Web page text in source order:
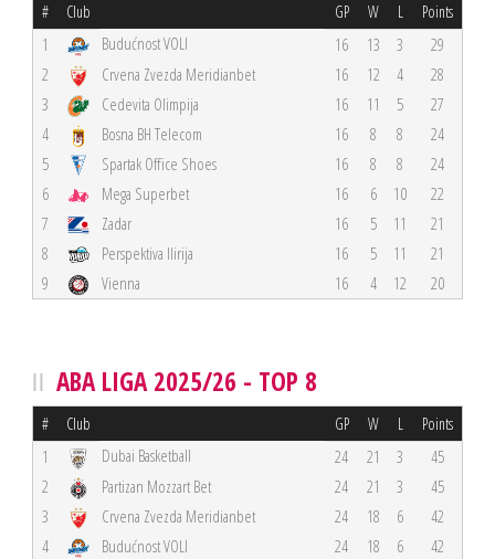
# Club GP W L Points
1 Budućnost VOLI 16 13 3
29
2
Crvena Zvezda Meridianbet 16 12 4
28
3
Cedevita Olimpija 16 11 5
27
4
Bosna BH Telecom 16 8 8
24
5
Spartak Office Shoes 16 8 8
24
6
Mega Superbet 16 6 10
22
7
Zadar 16 5 11
21
8
Perspektiva Ilirija 16 5 11
21
9
Vienna 16 4 12 20
ABA LIGA 2025/26 - TOP 8
# Club GP W L Points
1 Dubai Basketball 24 21 3
45
2
Partizan Mozzart Bet 24 21 3
45
3
Crvena Zvezda Meridianbet 24 18 6
42
4
Budućnost VOLI 24 18 6
42